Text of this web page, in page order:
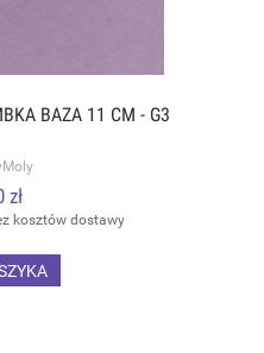
BAZA 11 CM - G3
zł
kosztów dostawy